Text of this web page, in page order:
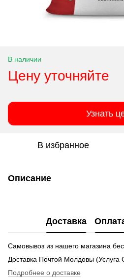
В наличии
Цену уточняйте
Узнать
В избранное
Описание
Доставка
Самовывоз из нашего магазина
Доставка Почтой Молдовы (Услуга
Подробнее о доставке